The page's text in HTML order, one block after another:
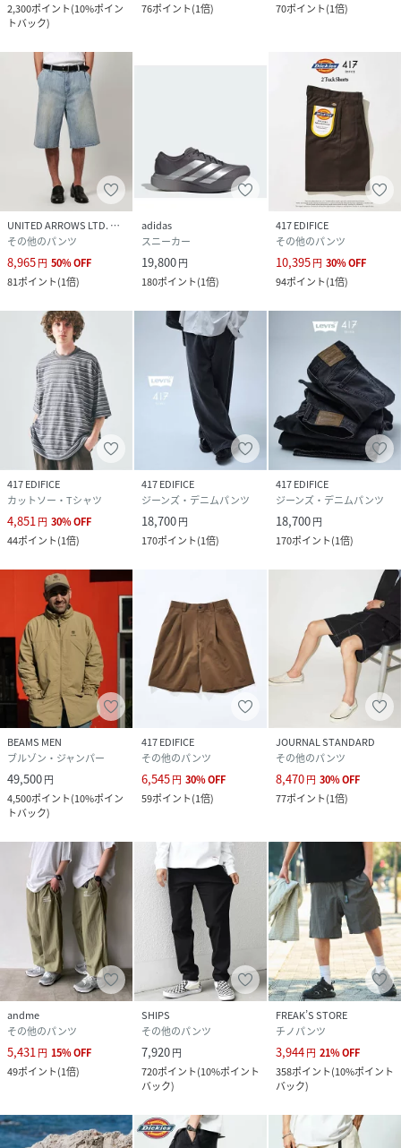
2,300ポイント(10%ポイン
トバック)
76ポイント(1倍) 70ポイント(1倍)
UNITED ARROWS LTD. OUTLET
その他のパンツ
8,965円 50%OFF
81ポイント(1倍)
adidas
スニーカー
19,800円
180ポイント(1倍)
417 EDIFICE
その他のパンツ
10,395円 30%OFF
94ポイント(1倍)
417 EDIFICE
カットソー・Tシャツ
4,851 円 30%OFF
44ポイント(1倍)
417 EDIFICE
ジーンズ・デニムパンツ
18,700円
170ポイント(1倍)
417 EDIFICE
ジーンズ・デニムパンツ
18,700円
170ポイント(1倍)
BEAMS MEN
ブルゾン・ジャンパー
49,500円
4,500ポイント(10%ポイン
トバック)
417 EDIFICE
その他のパンツ
6,545円 30%OFF
59ポイント(1倍)
JOURNAL STANDARD
その他のパンツ
8,470円 30%OFF
77ポイント(1倍)
andme
その他のパンツ
5,431円 15%OFF
49ポイント(1倍)
SHIPS
その他のパンツ
7,920円
720ポイント(10%ポイント
バック)
FREAK’S STORE
チノパンツ
3,944円 21%OFF
358ポイント(10%ポイント
バック)